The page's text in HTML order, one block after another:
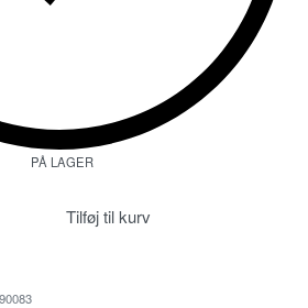
PÅ LAGER
Tilføj til kurv